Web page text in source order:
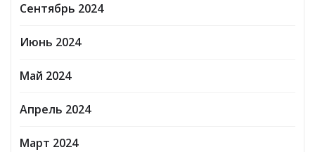
Сентябрь 2024
Июнь 2024
Май 2024
Апрель 2024
Март 2024